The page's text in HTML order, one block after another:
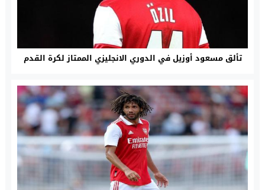
تألق مسعود أوزيل في الدوري الانجليزي الممتاز لكرة القدم